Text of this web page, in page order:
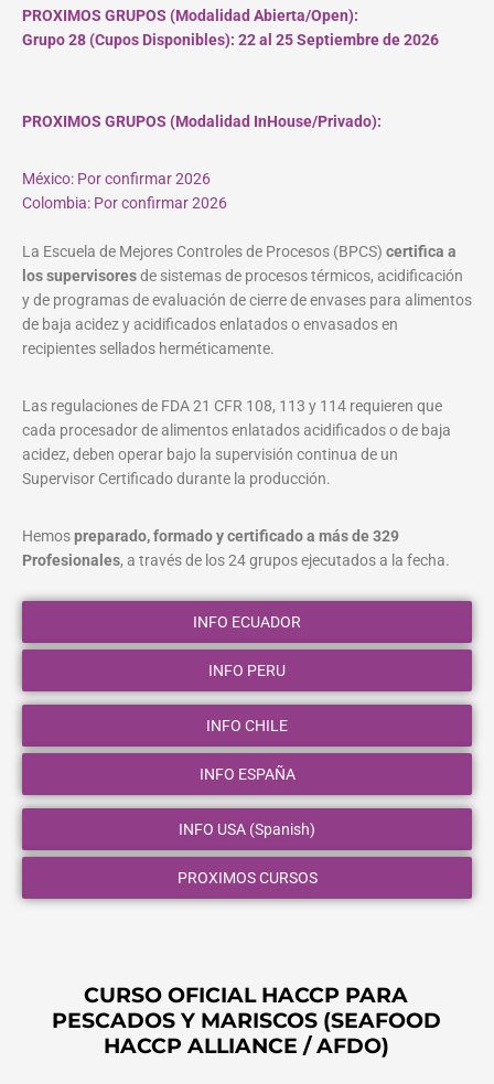
PROXIMOS GRUPOS (Modalidad Abierta/Open):
Grupo 28 (Cupos Disponibles): 22 al 25 Septiembre de 2026
PROXIMOS GRUPOS (Modalidad InHouse/Privado):
México: Por confirmar 2026
Colombia: Por confirmar 2026
La Escuela de Mejores Controles de Procesos (BPCS) certifica a
los supervisoresde sistemas de procesos térmicos, acidificación
y de programas de evaluación de cierre de envases para alimentos
de baja acidez y acidificados enlatados o envasados en
recipientes sellados herméticamente.
Las regulaciones de FDA 21 CFR 108, 113 y 114 requieren que
cada procesador de alimentos enlatados acidificados o de baja
acidez, deben operar bajo la supervisión continua de un
Supervisor Certificado durante la producción.
Hemospreparado, formado y certificado a más de 329
Profesionales, a través de los 24 grupos ejecutados a la fecha.
INFO ECUADOR
INFO PERU
INFO CHILE
INFO ESPAÑA
INFO USA (Spanish)
PROXIMOS CURSOS
CURSO OFICIAL HACCP PARA
PESCADOS Y MARISCOS (SEAFOOD
HACCP ALLIANCE / AFDO)